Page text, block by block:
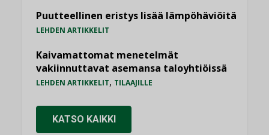
Puutteellinen eristys lisää lämpöhäviöitä
LEHDEN ARTIKKELIT
Kaivamattomat menetelmät
vakiinnuttavat asemansa taloyhtiöissä
LEHDEN ARTIKKELIT, TILAAJILLE
KATSO KAIKKI